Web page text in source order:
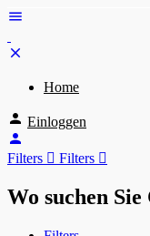
Home
Einloggen
Filters Filters
Wo suchen